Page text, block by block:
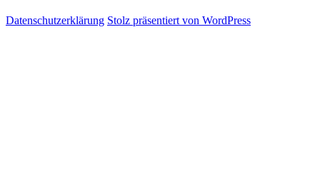
Datenschutzerklärung Stolz präsentiert von WordPress